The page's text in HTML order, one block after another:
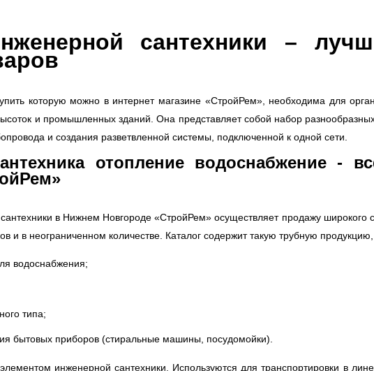
сантехники –
которую можно в интернет магазине «СтройРем», необходима для
и промышленных зданий. Она представляет собой набор
и создания разветвленной системы, подключенной к одной сети.
отопление водоснабжение -
в Нижнем Новгороде «СтройРем» осуществляет продажу широкого
и в неограниченном количестве. Каталог содержит такую трубную продукцию,
водоснабжения;
типа;
бытовых приборов (стиральные машины, посудомойки).
инженерной сантехники. Используются для транспортировки в